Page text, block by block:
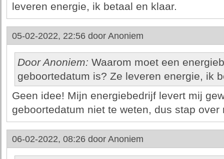
leveren energie, ik betaal en klaar.
05-02-2022, 22:56 door Anoniem
Door Anoniem: Waarom moet een
geboortedatum is? Ze leveren energie, ik
Geen idee! Mijn energiebedrijf levert mij
geboortedatum niet te weten, dus stap
06-02-2022, 08:26 door Anoniem